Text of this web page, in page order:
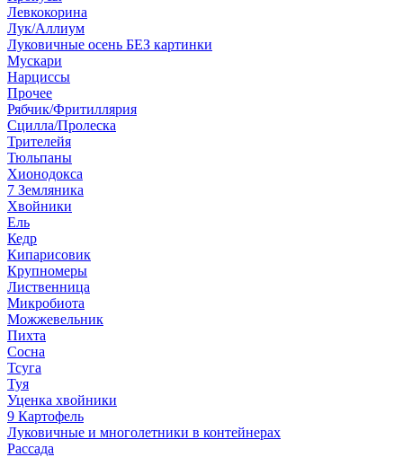
Левкокорина
Лук/Аллиум
Луковичные осень БЕЗ картинки
Мускари
Нарциссы
Прочее
Рябчик/Фритиллярия
Сцилла/Пролеска
Трителейя
Тюльпаны
Хионодокса
7 Земляника
Хвойники
Ель
Кедр
Кипарисовик
Крупномеры
Лиственница
Микробиота
Можжевельник
Пихта
Сосна
Тсуга
Туя
Уценка хвойники
9 Картофель
Луковичные и многолетники в контейнерах
Рассада